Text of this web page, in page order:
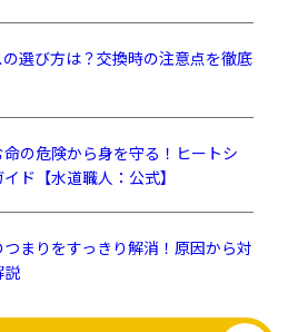
選び方は？交換時の注意点を徹底
の危険から身を守る！ヒートシ
ド【水道職人：公式】
まりをすっきり解消！原因から対
説